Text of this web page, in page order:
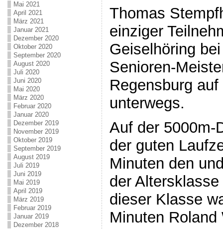
Mai 2021
April 2021
März 2021
Januar 2021
Dezember 2020
Oktober 2020
September 2020
August 2020
Juli 2020
Juni 2020
Mai 2020
März 2020
Februar 2020
Januar 2020
Dezember 2019
November 2019
Oktober 2019
September 2019
August 2019
Juli 2019
Juni 2019
Mai 2019
April 2019
März 2019
Februar 2019
Januar 2019
Dezember 2018
Thomas
einziger
Geiselhöring
Senioren-
Regensburg
unterwegs.
Auf der 5000m-
der guten
Minuten den
der
dieser Klasse
Minuten